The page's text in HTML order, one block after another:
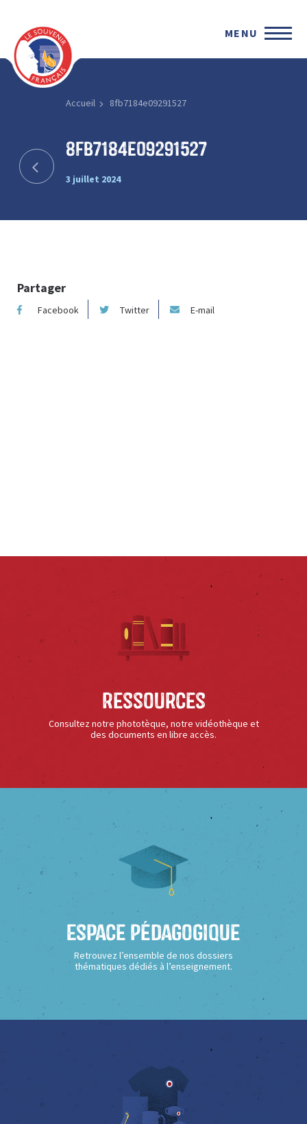
MENU
Accueil 8fb7184e09291527
8fb7184e09291527
3 juillet 2024
Partager
Facebook Twitter E-mail
Ressources
Consultez notre phototèque, notre vidéothèque et
des documents en libre accès.
Espace Pédagogique
Retrouvez l’ensemble de nos dossiers
thématiques dédiés à l’enseignement.